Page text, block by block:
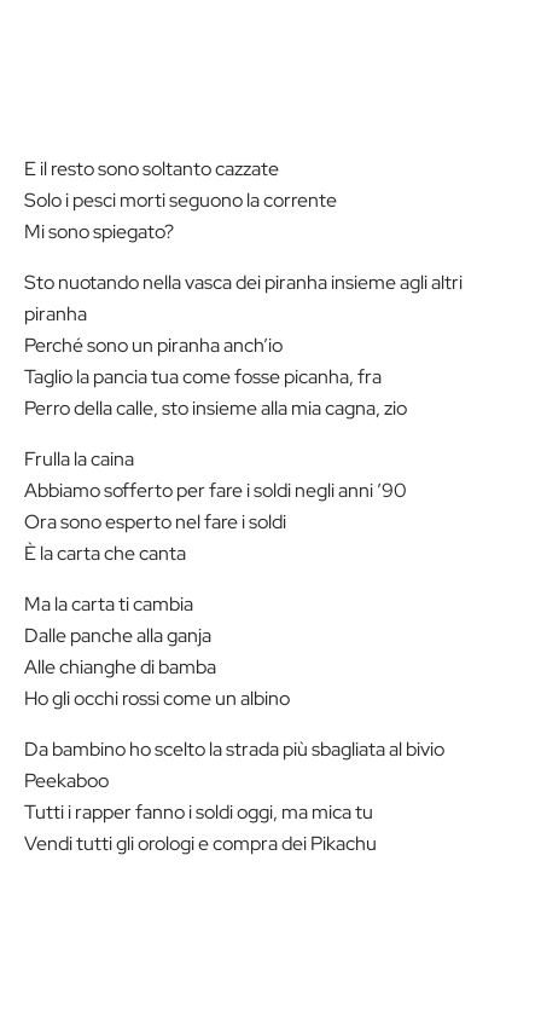
E il resto sono soltanto cazzate
Solo i pesci morti seguono la corrente
Mi sono spiegato?
Sto nuotando nella vasca dei piranha insieme agli altri
piranha
Perché sono un piranha anch’io
Taglio la pancia tua come fosse picanha, fra
Perro della calle, sto insieme alla mia cagna, zio
Frulla la caina
Abbiamo sofferto per fare i soldi negli anni ’90
Ora sono esperto nel fare i soldi
È la carta che canta
Ma la carta ti cambia
Dalle panche alla ganja
Alle chianghe di bamba
Ho gli occhi rossi come un albino
Da bambino ho scelto la strada più sbagliata al bivio
Peekaboo
Tutti i rapper fanno i soldi oggi, ma mica tu
Vendi tutti gli orologi e compra dei Pikachu